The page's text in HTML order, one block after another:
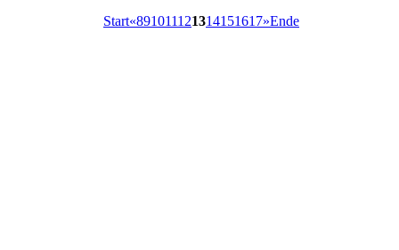
Start«891011121314151617»Ende